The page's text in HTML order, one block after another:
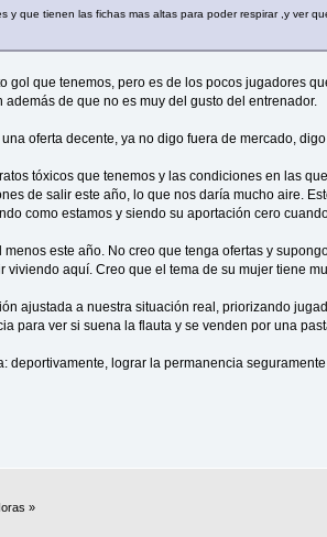
y que tienen las fichas mas altas para poder respirar ,y ver
gol que tenemos, pero es de los pocos jugadores
de que no es muy del gusto del entrenador.
oferta decente, ya no digo fuera de mercado,
tóxicos que tenemos y las condiciones en las
de salir este año, lo que nos daría mucho aire.
como estamos y siendo su aportación cero
este año. No creo que tenga ofertas y
aquí. Creo que el tema de su mujer tiene
ajustada a nuestra situación real, priorizando
para ver si suena la flauta y se venden por una
deportivamente, lograr la permanencia
»